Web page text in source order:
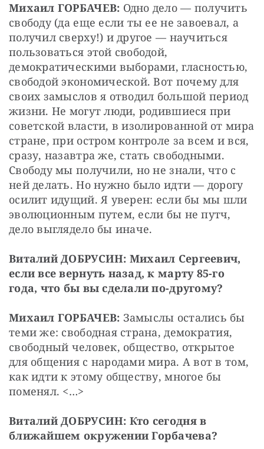
Михаил ГОРБАЧЕВ: Одно дело — получить
свободу (да еще если ты ее не завоевал, а
получил сверху!) и другое — научиться
пользоваться этой свободой,
демократическими выборами, гласностью,
свободой экономической. Вот почему для
своих замыслов я отводил большой период
жизни. Не могут люди, родившиеся при
советской власти, в изолированной от мира
стране, при остром контроле за всем и вся,
сразу, назавтра же, стать свободными.
Свободу мы получили, но не знали, что с
ней делать. Но нужно было идти — дорогу
осилит идущий. Я уверен: если бы мы шли
эволюционным путем, если бы не путч,
дело выглядело бы иначе.
Виталий ДОБРУСИН: Михаил Сергеевич,
если все вернуть назад, к марту 85-го
года, что бы вы сделали по-другому?
Михаил ГОРБАЧЕВ: Замыслы остались бы
теми же: свободная страна, демократия,
свободный человек, общество, открытое
для общения с народами мира. А вот в том,
как идти к этому обществу, многое бы
поменял. <…>
Виталий ДОБРУСИН: Кто сегодня в
ближайшем окружении Горбачева?